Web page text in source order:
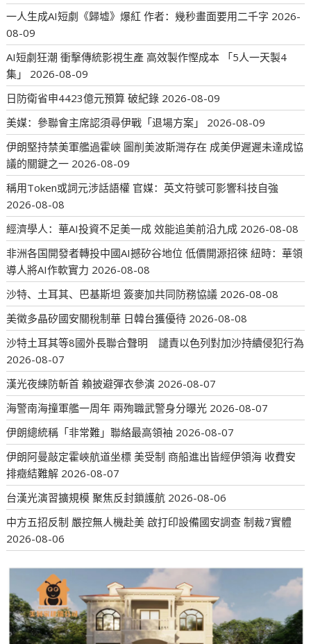
一人生成AI短劇《歸墟》爆紅 作者：幾秒畫面要用二千字 2026-
08-09
AI短劇狂潮 衝擊傳統影視生產 高效製作慳成本 「5人一天製4
集」
2026-08-09
日防衛省申4423億元預算 破紀錄 2026-08-09
美媒：參聯會主席認須尋伊戰「退場方案」
2026-08-09
伊朗堅持禁美軍艦過霍峽 圖削美波斯灣存在 成美伊遲遲未達成協
議的關鍵之一 2026-08-09
稱用Token或詞元涉話語權 官媒：英文符號可影響科技自強
2026-08-08
經濟學人：華AI投資不足美一成 效能追美前沿九成 2026-08-08
非洲各国開發者轉投中國AI撼矽谷地位 低價開源招徠 紐時：華領
導人將AI作軟實力 2026-08-08
沙特、土耳其、巴基斯坦 簽麥加共同防務協議 2026-08-08
美徵多晶矽國安關稅制華 日韓台獲優待 2026-08-08
沙特土耳其等8國外長聯合聲明 譴責以色列對加沙持續侵犯行為
2026-08-07
漢光夜練防斬首 賴披避彈衣參演 2026-08-07
海警南海撞軍艦一周年 兩殉職武警身分曝光 2026-08-07
伊朗總統稱「非常難」聯絡最高領袖 2026-08-07
伊朗阿曼敲定霍峽航道坐標 美受制 商船進出皆經伊領海 收費安
排癥結難解 2026-08-07
台漢光演習擴規模 聚焦反封鎖護航 2026-08-06
中方五招反制 嚴控無人機赴美 啟打印設備國安調查 制裁7實體
2026-08-06